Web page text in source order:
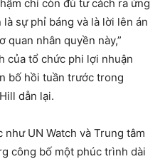
chí còn đủ tư cách ra ứng
sự phỉ báng và là lời lên án
quan nhân quyền này,”
của tổ chức phi lợi nhuận
bố hồi tuần trước trong
dẫn lại.
UN Watch và Trung tâm
công bố một phúc trình dài